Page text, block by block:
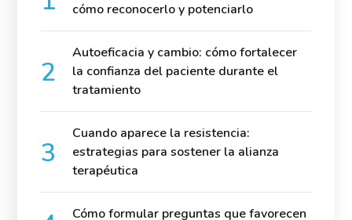
cómo reconocerlo y potenciarlo
Autoeficacia y cambio: cómo fortalecer
la confianza del paciente durante el
tratamiento
Cuando aparece la resistencia:
estrategias para sostener la alianza
terapéutica
Cómo formular preguntas que favorecen